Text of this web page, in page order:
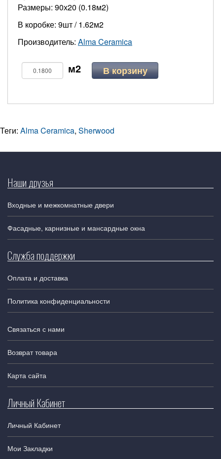
Размеры: 90х20 (0.18м2)
В коробке: 9шт / 1.62м2
Производитель: Alma Ceramica
В корзину
Теги: Alma Ceramica, Sherwood
Наши друзья
Входные и межкомнатные двери
Фасадные, карнизные и мансардные окна
Служба поддержки
Оплата и доставка
Политика конфиденциальности
Связаться с нами
Возврат товара
Карта сайта
Личный Кабинет
Личный Кабинет
Мои Закладки